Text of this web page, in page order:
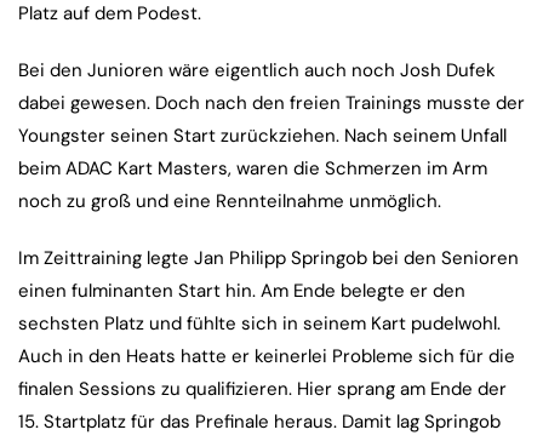
Platz auf dem Podest.
Bei den Junioren wäre eigentlich auch noch Josh Dufek
dabei gewesen. Doch nach den freien Trainings musste der
Youngster seinen Start zurückziehen. Nach seinem Unfall
beim ADAC Kart Masters, waren die Schmerzen im Arm
noch zu groß und eine Rennteilnahme unmöglich.
Im Zeittraining legte Jan Philipp Springob bei den Senioren
einen fulminanten Start hin. Am Ende belegte er den
sechsten Platz und fühlte sich in seinem Kart pudelwohl.
Auch in den Heats hatte er keinerlei Probleme sich für die
finalen Sessions zu qualifizieren. Hier sprang am Ende der
15. Startplatz für das Prefinale heraus. Damit lag Springob